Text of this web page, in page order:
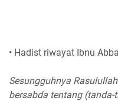
• Hadist riwayat Ibnu
Sesungguhnya
bersabda tentang